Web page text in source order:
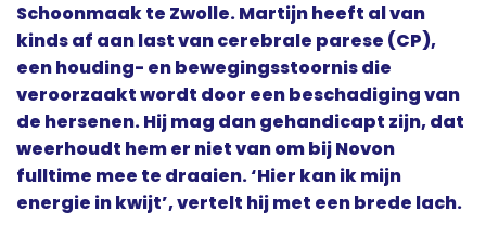
Schoonmaak te Zwolle. Martijn heeft al van
kinds af aan last van cerebrale parese (CP),
een houding- en bewegingsstoornis die
veroorzaakt wordt door een beschadiging van
de hersenen. Hij mag dan gehandicapt zijn, dat
weerhoudt hem er niet van om bij Novon
fulltime mee te draaien. ‘Hier kan ik mijn
energie in kwijt’, vertelt hij met een brede lach.